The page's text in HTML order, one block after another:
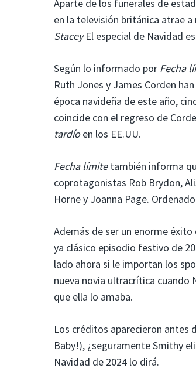
Aparte de los funerales de
en la televisión británica atrae
StaceyEl especial de Navidad
Según lo informado por Fecha
Ruth Jones y James Corden
época navideña de este año,
coincide con el regreso de
tardíoen los EE.UU.
Fecha límitetambién informa
coprotagonistas Rob Brydon,
Horne y Joanna Page.
Además de ser un enorme
ya clásico episodio festivo de
lado ahora si le importan los
nueva novia ultracrítica cuando
que ella lo amaba.
Los créditos aparecieron antes
Baby!), ¿seguramente Smithy
Navidad de 2024 lo dirá.